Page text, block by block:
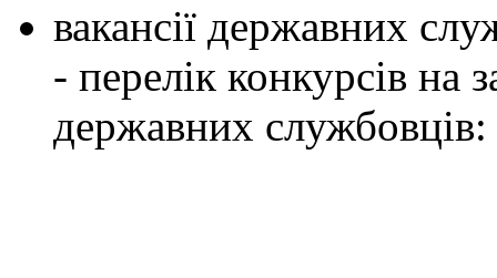
вакансії державних
- перелік конкурсів на
державних службовців: